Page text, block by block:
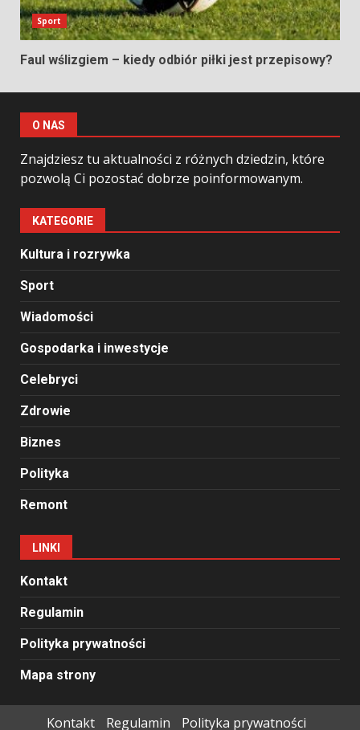
Sport
Faul wślizgiem – kiedy odbiór piłki jest przepisowy?
O NAS
Znajdziesz tu aktualności z różnych dziedzin, które
pozwolą Ci pozostać dobrze poinformowanym.
KATEGORIE
Kultura i rozrywka
Sport
Wiadomości
Gospodarka i inwestycje
Celebryci
Zdrowie
Biznes
Polityka
Remont
LINKI
Kontakt
Regulamin
Polityka prywatności
Mapa strony
Kontakt Regulamin Polityka prywatności